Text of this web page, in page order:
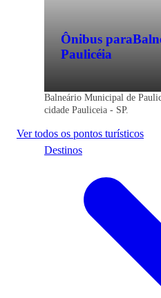
Destinos
Ônibus para
Paulicéia
Balneário Municipal de
cidade Pauliceia - SP.
Ver todos os pontos turísticos